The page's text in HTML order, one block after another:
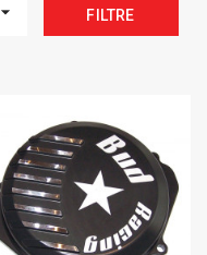
 FILTRE